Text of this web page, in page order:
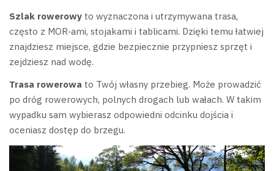
Szlak rowerowy to wyznaczona i utrzymywana trasa,
często z MOR‑ami, stojakami i tablicami. Dzięki temu łatwiej
znajdziesz miejsce, gdzie bezpiecznie przypniesz sprzęt i
zejdziesz nad wodę.
Trasa rowerowa to Twój własny przebieg. Może prowadzić
po dróg rowerowych, polnych drogach lub wałach. W takim
wypadku sam wybierasz odpowiedni odcinku dojścia i
oceniasz dostęp do brzegu.